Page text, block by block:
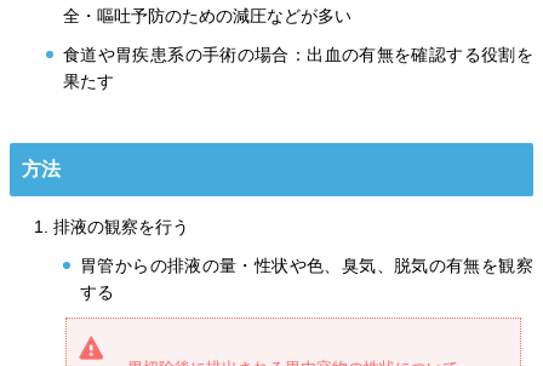
全・嘔吐予防のための減圧などが多い
食道や胃疾患系の手術の場合：出血の有無を確認する役割を
果たす
方法
排液の観察を行う
胃管からの排液の量・性状や色、臭気、脱気の有無を観察
する